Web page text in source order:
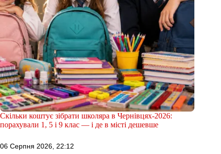
Скільки коштує зібрати школяра в Чернівцях-2026:
порахували 1, 5 і 9 клас — і де в місті дешевше
06 Серпня 2026, 22:12